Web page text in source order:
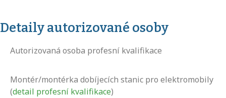
Detaily autorizované osoby
Autorizovaná osoba profesní kvalifikace
Montér/montérka dobíjecích stanic pro elektromobily
(detail profesní kvalifikace)